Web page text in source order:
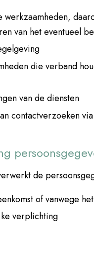
van het eventueel
die verband
van de diensten
contactverzoeken
de
of vanwege
verplichting